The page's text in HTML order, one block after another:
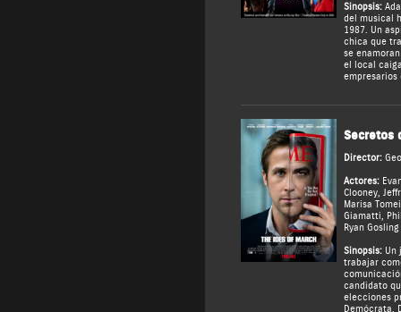
Sinopsis:
del musical
1987. Un
chica que
se
el local
empresarios
Secretos
Director:
Actores:
Clooney,
Marisa Tomei
Giamatti,
Ryan Gosling
Sinopsis:Un
trabajar
candidato
elecciones
Demócrata.